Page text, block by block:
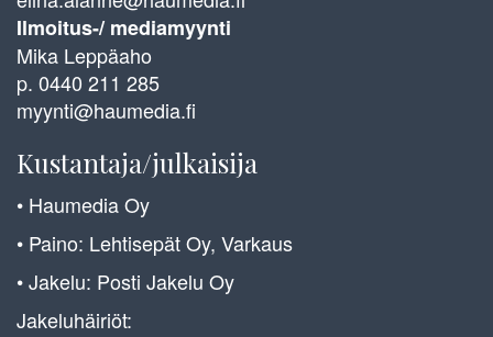
Ilmoitus-/ mediamyynti
Mika Leppäaho
p. 0440 211 285
myynti@haumedia.fi
Kustantaja/julkaisija
• Haumedia Oy
• Paino: Lehtisepät Oy, Varkaus
• Jakelu: Posti Jakelu Oy
Jakeluhäiriöt: